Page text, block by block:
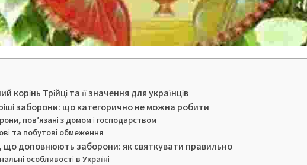
корінь Трійці та її значення для українців
заборони: що категорично не можна робити
пов’язані з домом і господарством
та побутові обмеження
що доповнюють заборони: як святкувати правильно
особливості в Україні